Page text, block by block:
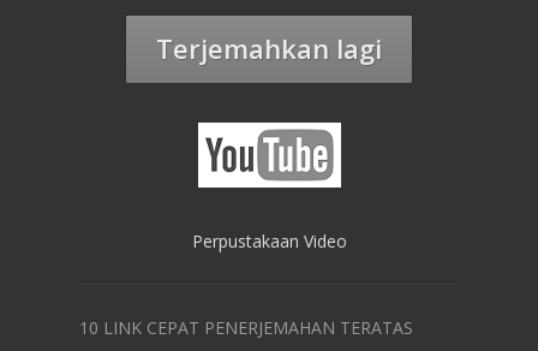
Terjemahkan lagi
Perpustakaan Video
10 LINK CEPAT PENERJEMAHAN TERATAS